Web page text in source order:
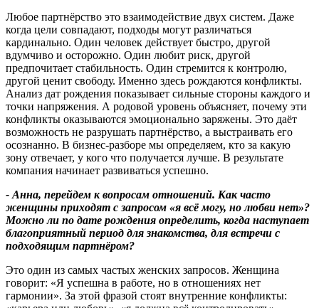
Любое партнёрство это взаимодействие двух систем. Даже
когда цели совпадают, подходы могут различаться
кардинально. Один человек действует быстро, другой
вдумчиво и осторожно. Один любит риск, другой
предпочитает стабильность. Один стремится к контролю,
другой ценит свободу. Именно здесь рождаются конфликты.
Анализ дат рождения показывает сильные стороны каждого и
точки напряжения. А родовой уровень объясняет, почему эти
конфликты оказываются эмоционально заряжены. Это даёт
возможность не разрушать партнёрство, а выстраивать его
осознанно. В бизнес-разборе мы определяем, кто за какую
зону отвечает, у кого что получается лучше. В результате
компания начинает развиваться успешно.
-Анна, перейдем к вопросам отношений. Как часто
женщины приходят с запросом «я всё могу, но любви нет»?
Можно ли по дате рождения определить, когда наступает
благоприятный период для знакомства, для встречи с
подходящим партнёром?
Это один из самых частых женских запросов. Женщина
говорит: «Я успешна в работе, но в отношениях нет
гармонии». За этой фразой стоят внутренние конфликты: